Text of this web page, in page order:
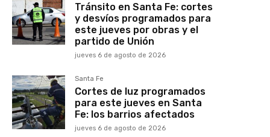
Tránsito en Santa Fe: cortes
y desvíos programados para
este jueves por obras y el
partido de Unión
jueves 6 de agosto de 2026
Santa Fe
Cortes de luz programados
para este jueves en Santa
Fe: los barrios afectados
jueves 6 de agosto de 2026